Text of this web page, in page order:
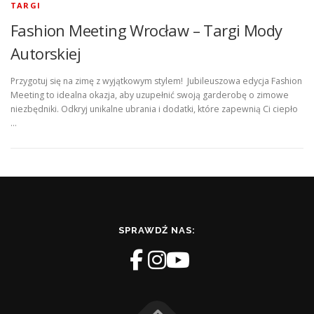
TARGI
Fashion Meeting Wrocław – Targi Mody
Autorskiej
Przygotuj się na zimę z wyjątkowym stylem! Jubileuszowa edycja Fashion
Meeting to idealna okazja, aby uzupełnić swoją garderobę o zimowe
niezbędniki. Odkryj unikalne ubrania i dodatki, które zapewnią Ci ciepło
…
SPRAWDŹ NAS: